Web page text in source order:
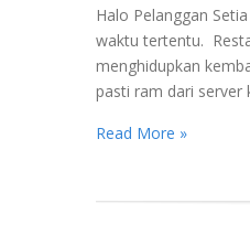
Halo Pelanggan
waktu tertentu.
menghidupkan
pasti ram dari server
Read More »